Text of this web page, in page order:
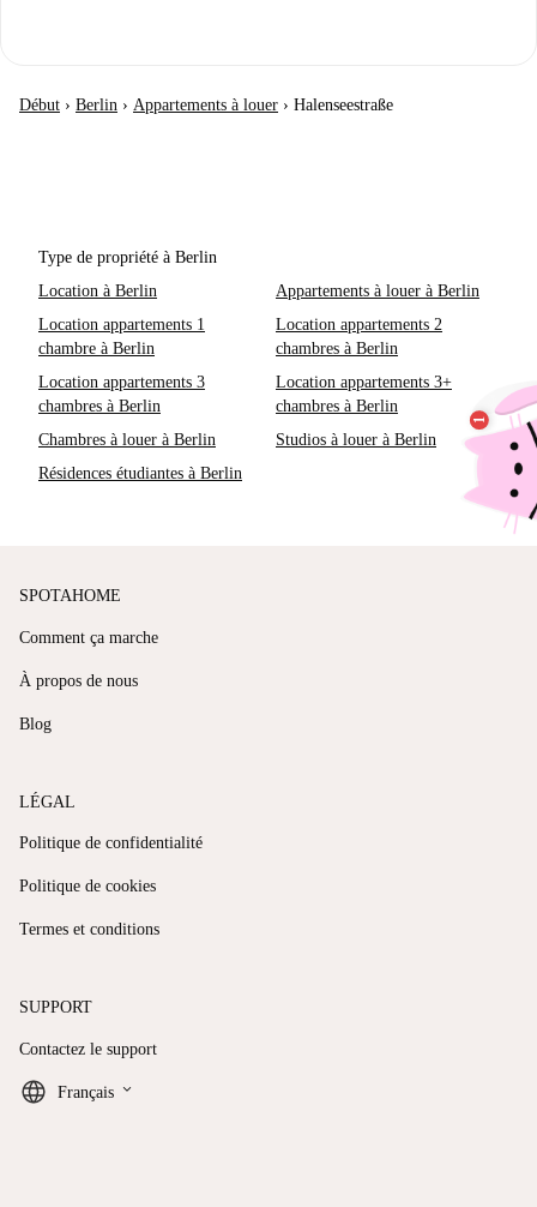
Début › Berlin › Appartements à louer › Halenseestraße
Type de propriété à Berlin
Location à Berlin
Appartements à louer à Berlin
Location appartements 1
chambre à Berlin
Location appartements 2
chambres à Berlin
Location appartements 3
chambres à Berlin
Location appartements 3+
chambres à Berlin
Chambres à louer à Berlin
Studios à louer à Berlin
Résidences étudiantes à Berlin
SPOTAHOME
Comment ça marche
À propos de nous
Blog
LÉGAL
Politique de confidentialité
Politique de cookies
Termes et conditions
SUPPORT
Contactez le support
Français keyboard_arrow_down